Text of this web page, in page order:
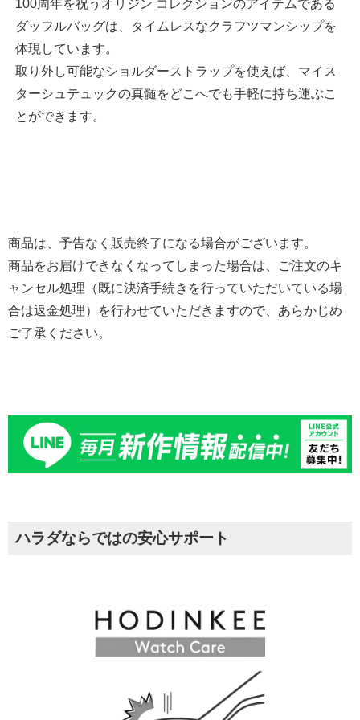
100周年を祝うオリジン コレクションのアイテムである
ダッフルバッグは、タイムレスなクラフツマンシップを
体現しています。
取り外し可能なショルダーストラップを使えば、マイス
ターシュテュックの真髄をどこへでも手軽に持ち運ぶこ
とができます。
商品は、予告なく販売終了になる場合がございます。
商品をお届けできなくなってしまった場合は、ご注文のキ
ャンセル処理（既に決済手続きを行っていただいている場
合は返金処理）を行わせていただきますので、あらかじめ
ご了承ください。
ハラダならではの安心サポート